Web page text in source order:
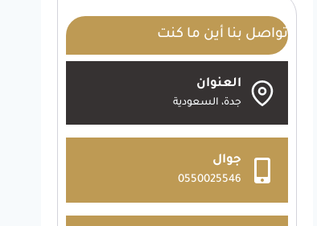
تواصل بنا أين ما كنت
العنوان
جدة، السعودية
جوال
0550025546